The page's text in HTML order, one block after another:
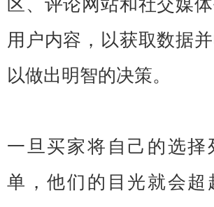
区、评论网站和社交媒
用户内容，以获取数据并
以做出明智的决策。
一旦买家将自己的选择
单，他们的目光就会超